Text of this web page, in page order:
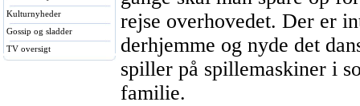
Kulturnyheder
Gossip og sladder
TV oversigt
rejse overhovedet. Der er
derhjemme og nyde det
spiller på spillemaskiner i
familie.